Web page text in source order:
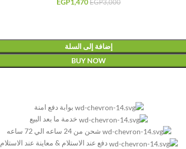
EGP3,000
إضافة إلى السلة
BUY NOW
بوابة دفع امنة
خدمة ما بعد البيع
شحن من 24 ساعه الي 72 ساعه
دفع عند الاستلام & معاينة عند الاستلام